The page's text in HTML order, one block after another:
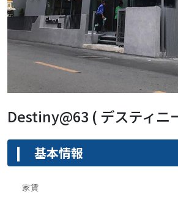
Destiny@63 ( デスティニ
基本情報
家賃